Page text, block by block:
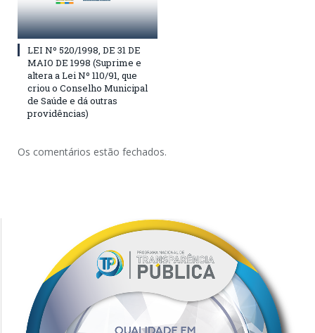
LEI Nº 520/1998, DE 31 DE
MAIO DE 1998 (Suprime e
altera a Lei Nº 110/91, que
criou o Conselho Municipal
de Saúde e dá outras
providências)
Os comentários estão fechados.